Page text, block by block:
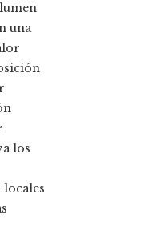
una
los